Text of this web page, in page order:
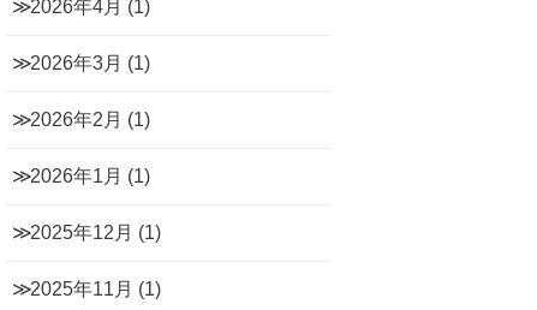
2026年4月 (1)
2026年3月 (1)
2026年2月 (1)
2026年1月 (1)
2025年12月 (1)
2025年11月 (1)